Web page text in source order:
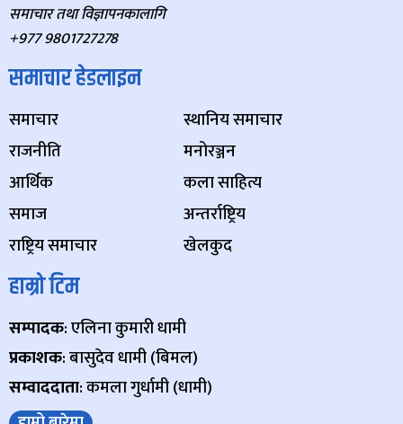
समाचार तथा विज्ञापनकालागि
+977 9801727278
समाचार हेडलाइन
समाचार
राजनीति
आर्थिक
समाज
राष्ट्रिय समाचार
स्थानिय समाचार
मनोरञ्जन
कला साहित्य
अन्तर्राष्ट्रिय
खेलकुद
हाम्रो टिम
सम्पादक: एलिना कुमारी धामी
प्रकाशक: बासुदेव धामी (बिमल)
सम्वाददाता: कमला गुर्धामी (धामी)